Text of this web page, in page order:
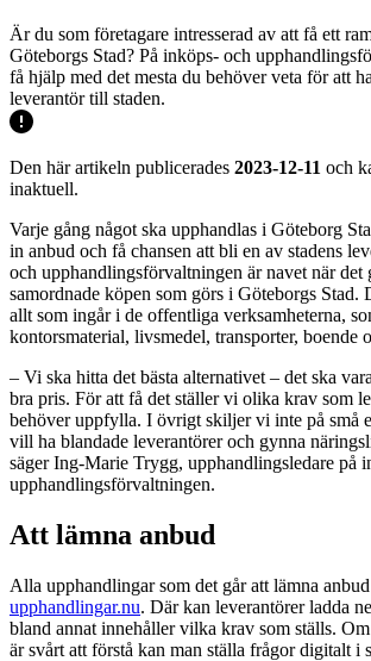
Är du som företagare intresserad av att få ett
Göteborgs Stad? På inköps- och
få hjälp med det mesta du behöver veta för att
leverantör till staden.
Den här artikeln publicerades 2023-12-11 och
inaktuell.
Varje gång något ska upphandlas i Göteborg
in anbud och få chansen att bli en av stadens
och upphandlingsförvaltningen är navet när det
samordnade köpen som görs i Göteborgs Stad.
allt som ingår i de offentliga verksamheterna,
kontorsmaterial, livsmedel, transporter, boende
– Vi ska hitta det bästa alternativet – det ska
bra pris. För att få det ställer vi olika krav som
behöver uppfylla. I övrigt skiljer vi inte på små
vill ha blandade leverantörer och gynna
säger Ing-Marie Trygg, upphandlingsledare på
upphandlingsförvaltningen.
Att lämna anbud
Alla upphandlingar som det går att lämna
upphandlingar.nu. Där kan leverantörer ladda
bland annat innehåller vilka krav som ställs.
är svårt att förstå kan man ställa frågor digitalt i